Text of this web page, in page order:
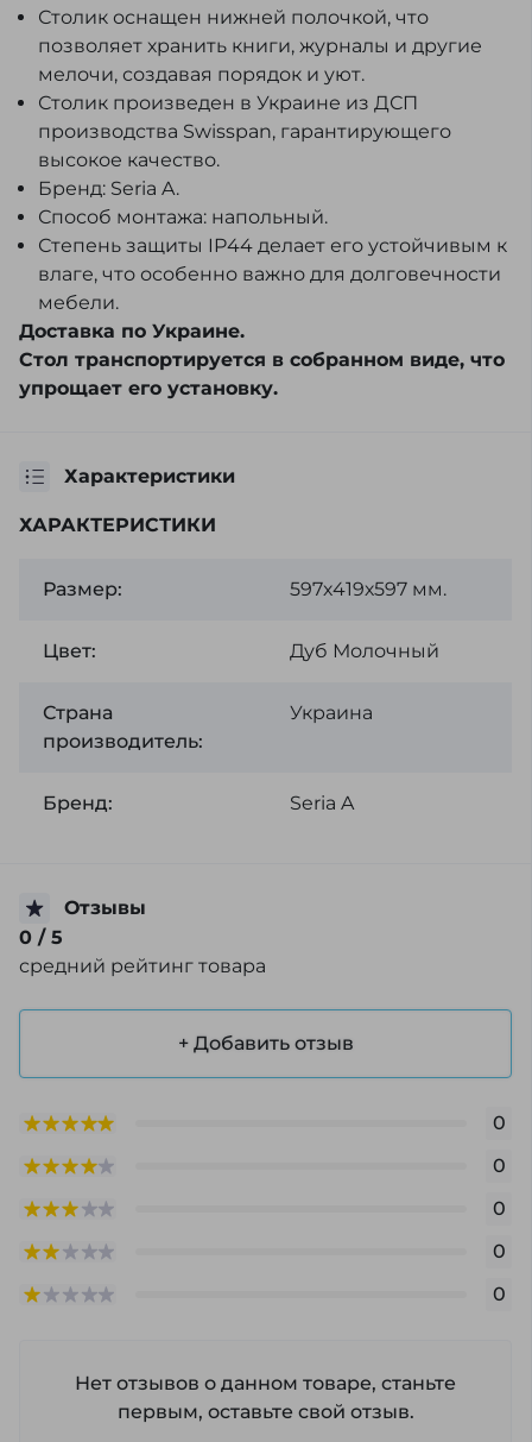
Столик оснащен нижней полочкой, что
позволяет хранить книги, журналы и другие
мелочи, создавая порядок и уют.
Столик произведен в Украине из ДСП
производства Swisspan, гарантирующего
высокое качество.
Бренд: Seria A.
Способ монтажа: напольный.
Степень защиты IP44 делает его устойчивым к
влаге, что особенно важно для долговечности
мебели.
Доставка по Украине.
Стол транспортируется в собранном виде, что
упрощает его установку.
Характеристики
ХАРАКТЕРИСТИКИ
Размер: 597х419х597 мм.
Цвет: Дуб Молочный
Страна
производитель:
Украина
Бренд: Seria A
Отзывы
0 / 5
средний рейтинг товара
+ Добавить отзыв
0
0
0
0
0
Нет отзывов о данном товаре, станьте
первым, оставьте свой отзыв.